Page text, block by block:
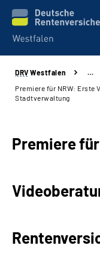
Kontakt und Beratung
Experten
Über uns
DRV Westfalen
…
Premiere für NRW: Erste
Stadtverwaltung
Premiere